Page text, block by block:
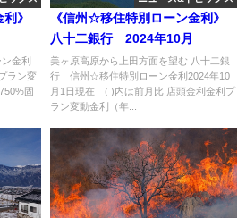
》
金利
ラン変
固
《信州☆移住特別ローン金利》
八十二銀行 2024年10月
美ヶ原高原から上田方面を望む 八十二銀
行 信州☆移住特別ローン金利2024年10
月1日現在 ( )内は前月比 店頭金利金利プ
ラン変動金利（年...